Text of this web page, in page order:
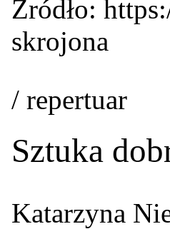
Źródło:
skrojona
/ repertuar
Sztuka
Katarzyna